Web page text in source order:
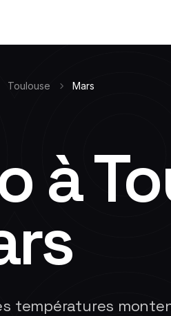
Toulouse Mars
à
températures